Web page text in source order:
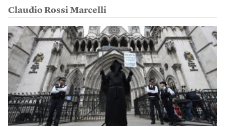
Claudio Rossi Marcelli